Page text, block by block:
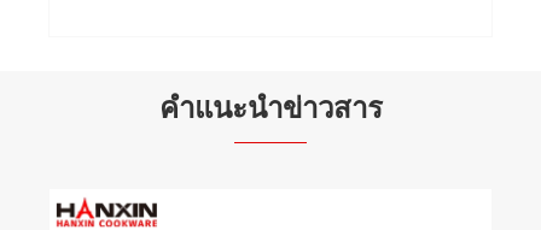
คำแนะนำข่าวสาร